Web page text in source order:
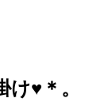
♥＊。